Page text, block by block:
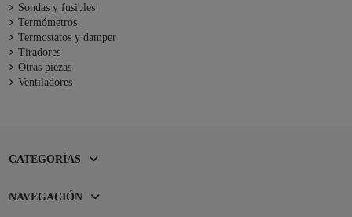
Sondas y fusibles
Termómetros
Termostatos y damper
Tiradores
Otras piezas
Ventiladores
CATEGORÍAS
NAVEGACIÓN